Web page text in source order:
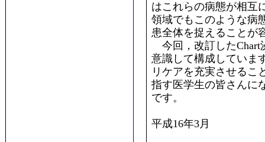
はこれらの病態が相互
領域でもこのような病
患全体を捉えることが
今回，改訂したChart
意識して構成していま
リケアを充実させるこ
指す医学生の皆さんに
です。
平成16年3月